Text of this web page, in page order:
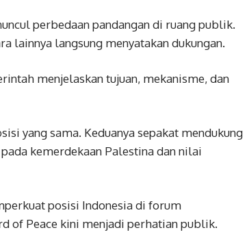
perbedaan pandangan di ruang publik.
lainnya langsung menyatakan dukungan.
menjelaskan tujuan, mekanisme, dan
yang sama. Keduanya sepakat mendukung
kemerdekaan Palestina dan nilai
posisi Indonesia di forum
of Peace kini menjadi perhatian publik.